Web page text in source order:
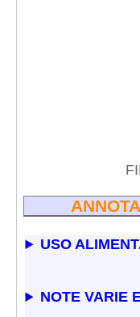
USO
NOTE VARIE